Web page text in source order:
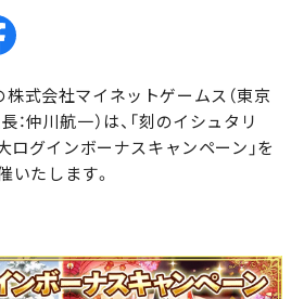
式会社マイネットゲームス（東京
：仲川航一）は、「刻のイシュタリ
ログインボーナスキャンペーン」を
いたします。